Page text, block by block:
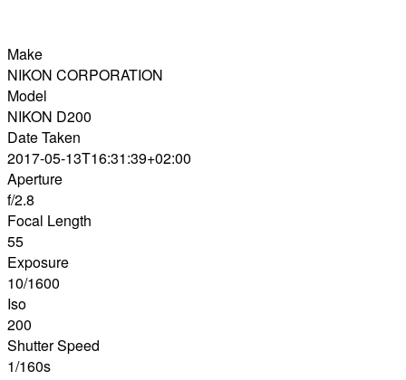
Make
NIKON CORPORATION
Model
NIKON D200
Date Taken
2017-05-13T16:31:39+02:00
Aperture
f/2.8
Focal Length
55
Exposure
10/1600
Iso
200
Shutter Speed
1/160s